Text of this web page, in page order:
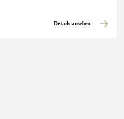
Details ansehen